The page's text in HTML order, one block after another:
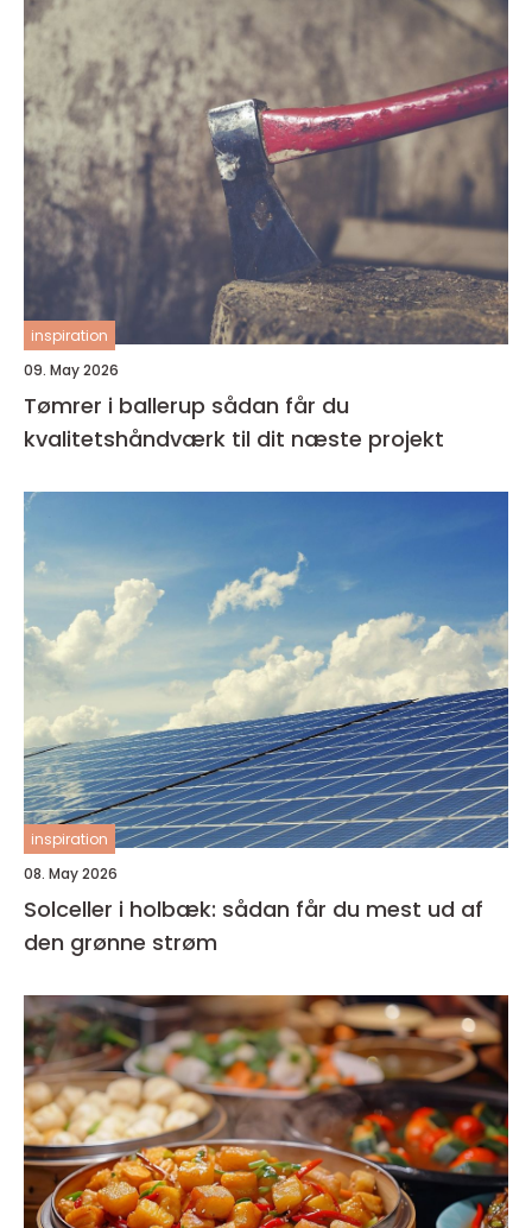
inspiration
09. May 2026
Tømrer i ballerup sådan får du
kvalitetshåndværk til dit næste projekt
inspiration
08. May 2026
Solceller i holbæk: sådan får du mest ud af
den grønne strøm